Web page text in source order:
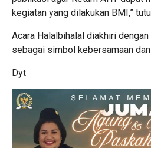
kegiatan yang dilakukan BMI,”
Acara Halalbihalal diakhiri
sebagai simbol kebersamaan
Dyt